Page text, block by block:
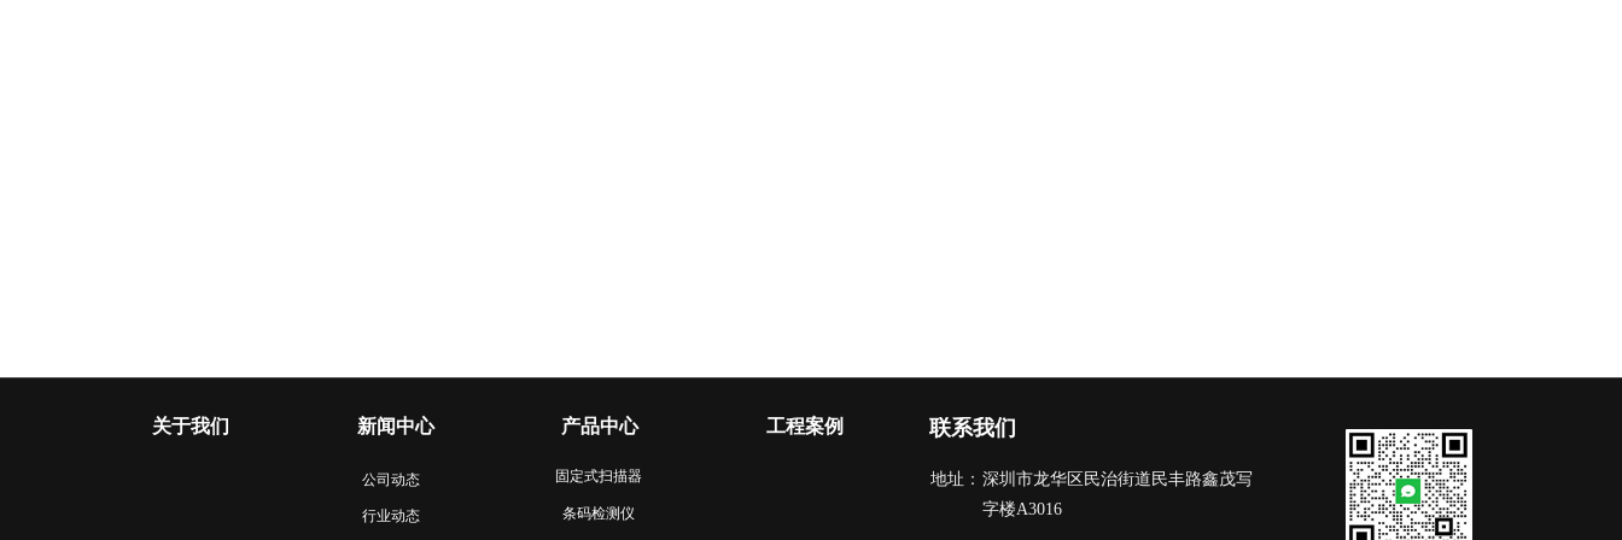
关于我们 新闻中心 产品中心 工程案例 联系我们
地址： 深圳市龙华区民治街道民丰路鑫茂写
字楼A3016
固定式扫描器
条码检测仪
公司动态
行业动态